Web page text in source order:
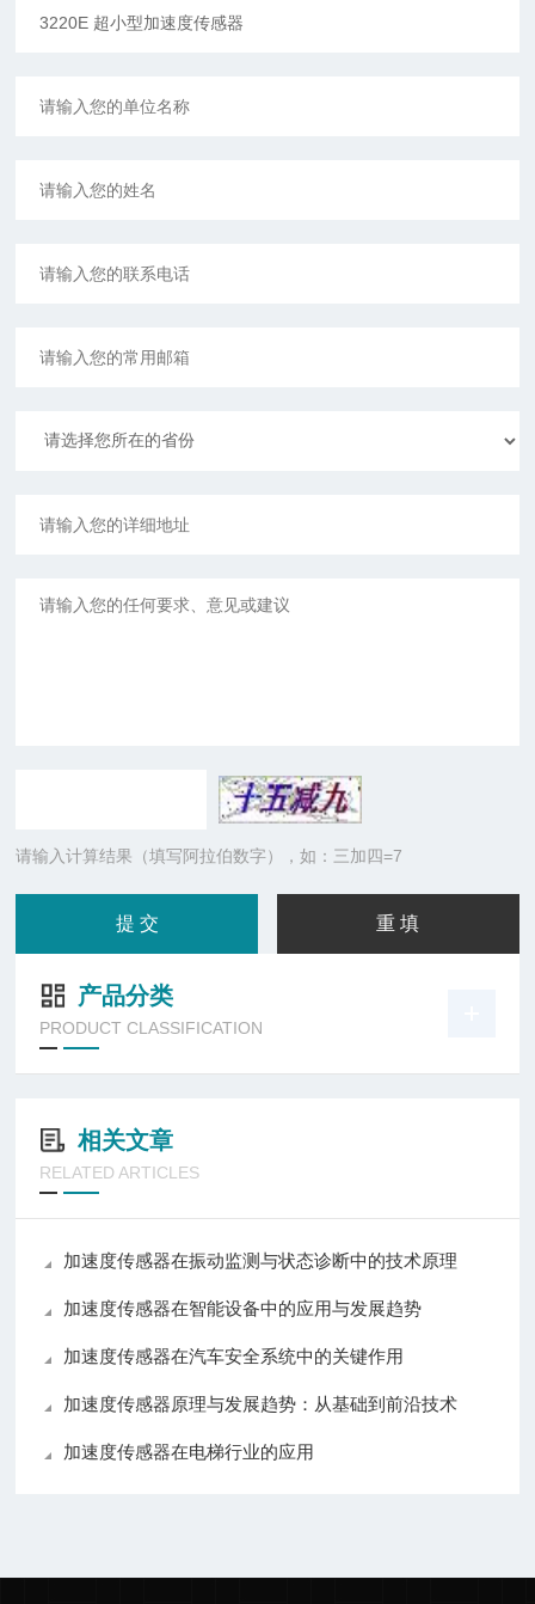
请输入计算结果（填写阿拉伯数字），如：三加四=7
产品分类
PRODUCT CLASSIFICATION
相关文章
RELATED ARTICLES
加速度传感器在振动监测与状态诊断中的技术原理
加速度传感器在智能设备中的应用与发展趋势
加速度传感器在汽车安全系统中的关键作用
加速度传感器原理与发展趋势：从基础到前沿技术
加速度传感器在电梯行业的应用